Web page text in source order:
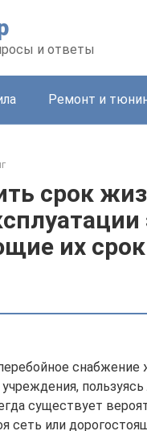
и ответы
Ремонт и
срок
их
существует
сеть или